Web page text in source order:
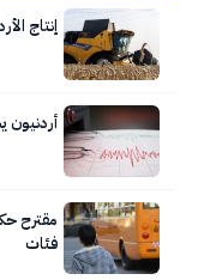
إنتاج
أردنيون
فئات